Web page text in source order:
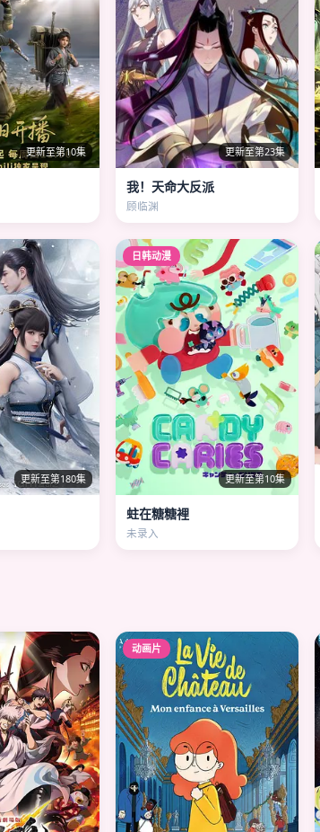
更新至第10集 更新至第23集
我！天命大反派
顾临渊
更新至第180集
日韩动漫
更新至第10集
蛀在糖糖裡
未录入
动画片